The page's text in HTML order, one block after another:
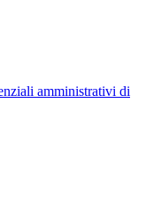
amministrativi di